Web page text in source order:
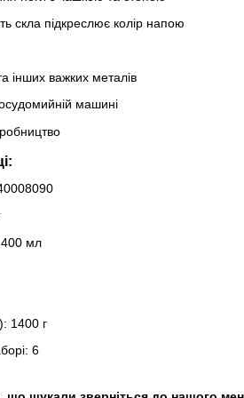
скла підкреслює колір напою
інших важких металів
машині
мл
1400 г
6